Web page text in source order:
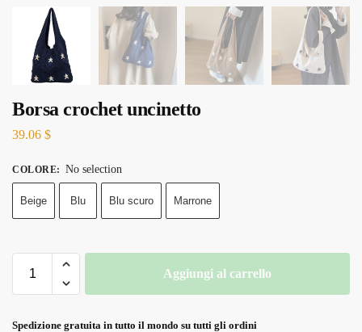
Borsa crochet uncinetto
39.06 $
COLORE: No selection
Beige Blu Blu scuro Marrone
Aggiungi al carrello
Spedizione gratuita in tutto il mondo su tutti gli ordini